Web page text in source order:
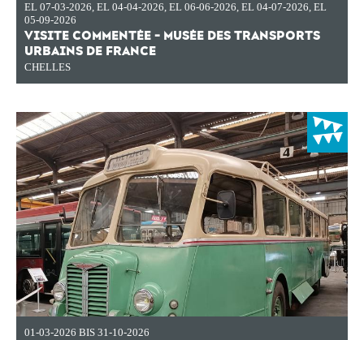
EL 07-03-2026, EL 04-04-2026, EL 06-06-2026, EL 04-07-2026, EL
05-09-2026
VISITE COMMENTÉE - MUSÉE DES TRANSPORTS
URBAINS DE FRANCE
CHELLES
01-03-2026 BIS 31-10-2026